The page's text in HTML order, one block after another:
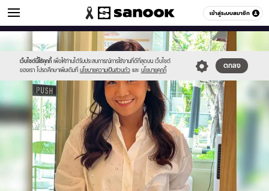
เข้าสู่ระบบสมาชิก
ข่าวบันเทิง หมวดอื่นๆ
เว็บไซต์นี้ใช้คุกกี้ เพื่อให้ท่านได้รับประสบการณ์การใช้งานที่ดีที่สุดบน เว็บไซต์
ของเรา โปรดศึกษาเพิ่มเติมที่ นโยบายความเป็นส่วนตัว และ นโยบายคุกกี้
ตกลง
//s.isanook.com/sr/0/images/logo-
new-
sanook.png
//s.isanook.com/ns/0/ud/1744/8720606/klm01.jpg